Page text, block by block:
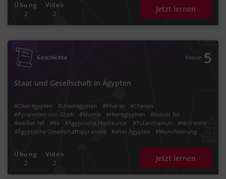
Übung
2
Video
2
Jetzt lernen
Geschichte Klasse 5
Staat und Gesellschaft in Ägypten
#Oberägypten #Unterägypten #Pharao
#Cheops
#Pyramiden von Gizeh
#Mumie #Hieroglyphen
#blauer Nil
#weißer Nil
#Ra #Ägyptische Hochkultur #Tutanchamun
#Nofretete
#Ägyptische Gesellschaftspyramide
#altes Ägypten
#Mumifizierung
#Ackerbau und Viehzucht
#Bassinbewässerung
#Kairo
#Memphis
#Tal der Könige
#Herrschaftspyramide
#Hieroglyphenschrift
#Wesire #Maat #Altägypten
#Dömanen
Übung
2
Video
2
Jetzt lernen